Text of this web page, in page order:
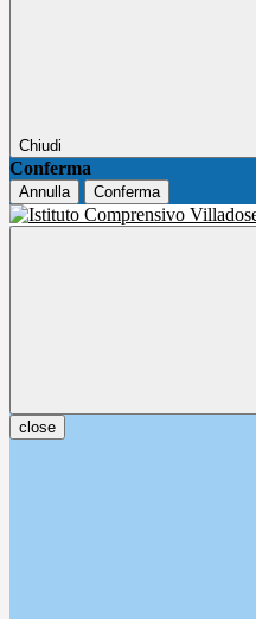
Chiudi
Conferma
Annulla Conferma
close